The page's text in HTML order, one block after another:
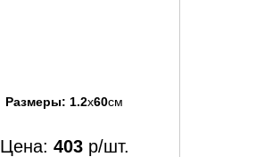
Размеры: 1.2x60см
Цена: 403р/шт.